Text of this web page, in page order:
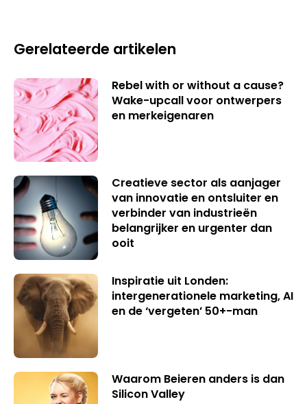
Gerelateerde artikelen
Rebel with or without a cause?
Wake-upcall voor ontwerpers
en merkeigenaren
Creatieve sector als aanjager
van innovatie en ontsluiter en
verbinder van industrieën
belangrijker en urgenter dan
ooit
Inspiratie uit Londen:
intergenerationele marketing, AI
en de ‘vergeten’ 50+-man
Waarom Beieren anders is dan
Silicon Valley